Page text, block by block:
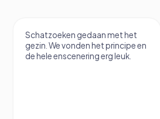
Schatzoeken gedaan met het
gezin. We vonden het principe en
de hele enscenering erg leuk.